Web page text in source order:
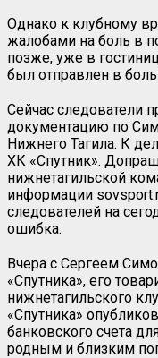
Однако к клубному
жалобами на боль в
позже, уже в
был отправлен в
Сейчас следователи
документацию по
Нижнего Тагила. К
ХК «Спутник».
нижнетагильской
информации s
следователей на
ошибка.
Вчера с Сергеем
«Спутника», его
нижнетагильского
«Спутника»
банковского счета
родным и близким